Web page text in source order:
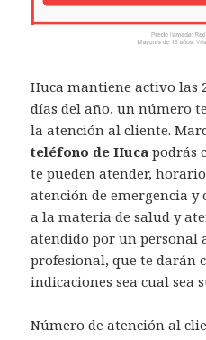
Huca mantiene activo las
días del año, un número
la atención al cliente.
teléfono de Hucapodrás
te pueden atender,
atención de emergencia
a la materia de salud y
atendido por un personal
profesional, que te darán
indicaciones sea cual sea
Número de atención al